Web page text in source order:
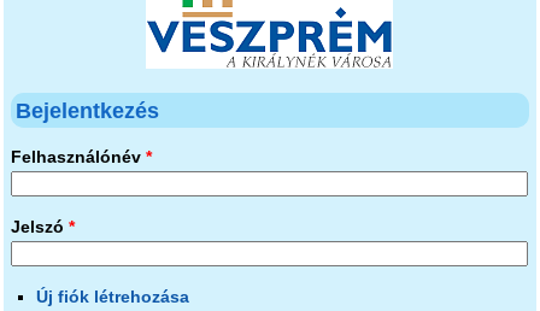
Bejelentkezés
Felhasználónév *
Jelszó *
Új fiók létrehozása